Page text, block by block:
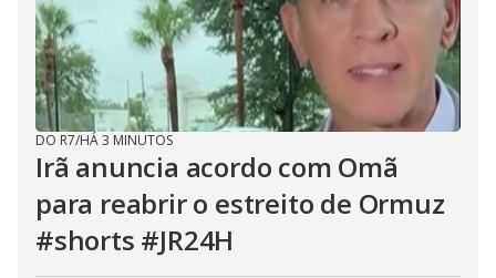
DO R7/HÁ 3 MINUTOS
Irã anuncia acordo com Omã
para reabrir o estreito de Ormuz
#shorts #JR24H